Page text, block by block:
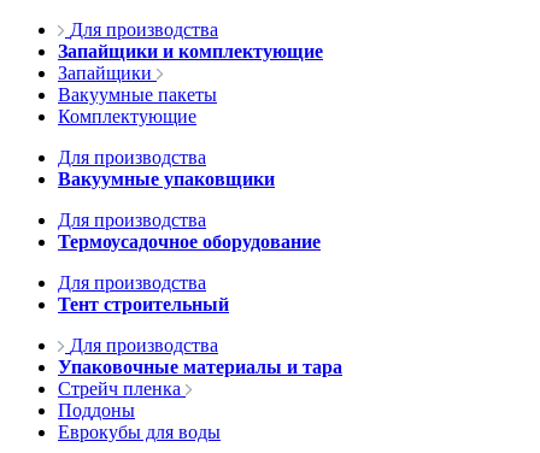
Для производства
Запайщики и комплектующие
Запайщики
Вакуумные пакеты
Комплектующие
Для производства
Вакуумные упаковщики
Для производства
Термоусадочное оборудование
Для производства
Тент строительный
Для производства
Упаковочные материалы и тара
Стрейч пленка
Поддоны
Еврокубы для воды